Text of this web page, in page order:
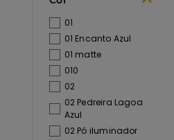
01
01 Encanto Azul
01 matte
010
02
02 Pedreira Lagoa
Azul
02 Pó iluminador